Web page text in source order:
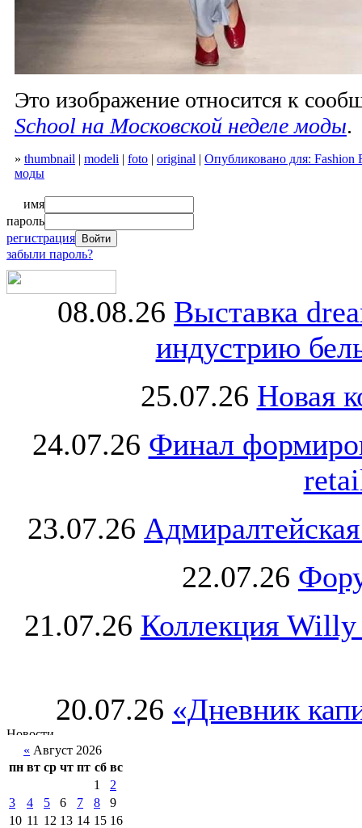
Это изображение относится к
School на Московской неделе моды.
» thumbnail | modeli | foto | original | Опубликовано для: Fashion
моды
имя
пароль
регистрация
забыли пароль?
08.08.26 Выставка
индустрию
25.07.26 Новая
24.07.26 Финал
23.07.26
22.07.26
21.07.26 Коллекция Willy
20.07.26 «Дневник
« Август 2026
пн вт ср чт пт сб вс
1
2
3
4 5 6 7 8
9
10 11 12 13 14 15 16